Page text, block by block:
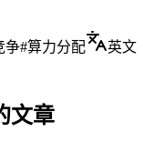
争#算力分配 英文
文章